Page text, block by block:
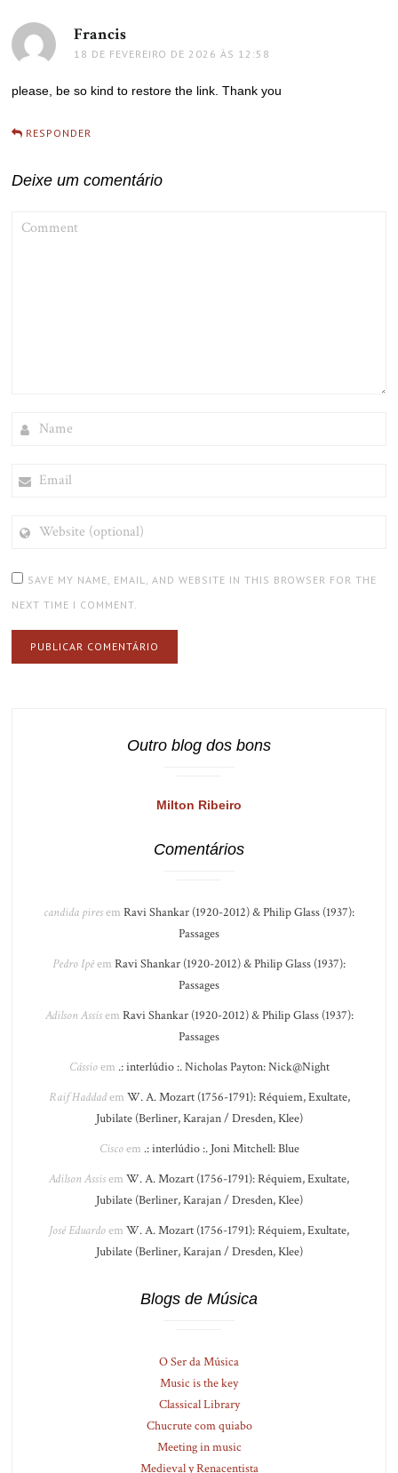
Francis
18 DE FEVEREIRO DE 2026 ÀS 12:58
please, be so kind to restore the link. Thank you
RESPONDER
Deixe um comentário
(OPTIONAL)
SAVE MY NAME, EMAIL, AND WEBSITE IN THIS BROWSER FOR THE
NEXT TIME I COMMENT.
Outro blog dos bons
Milton Ribeiro
Comentários
candida piresem Ravi Shankar (1920-2012) & Philip Glass (1937):
Passages
Pedro Ipêem Ravi Shankar (1920-2012) & Philip Glass (1937):
Passages
Adilson Assisem Ravi Shankar (1920-2012) & Philip Glass (1937):
Passages
Cássioem .: interlúdio :. Nicholas Payton: Nick@Night
Raif Haddadem W. A. Mozart (1756-1791): Réquiem, Exultate,
Jubilate (Berliner, Karajan / Dresden, Klee)
Ciscoem .: interlúdio :. Joni Mitchell: Blue
Adilson Assisem W. A. Mozart (1756-1791): Réquiem, Exultate,
Jubilate (Berliner, Karajan / Dresden, Klee)
José Eduardoem W. A. Mozart (1756-1791): Réquiem, Exultate,
Jubilate (Berliner, Karajan / Dresden, Klee)
Blogs de Música
O Ser da Música
Music is the key
Classical Library
Chucrute com quiabo
Meeting in music
Medieval y Renacentista